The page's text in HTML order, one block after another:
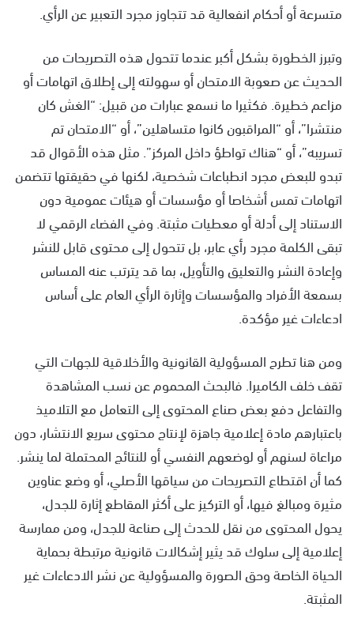
متسرعة أو أحكام انفعالية قد تتجاوز مجرد التعبير عن الرأي.
وتبرز الخطورة بشكل أكبر عندما تتحول هذه التصريحات من
الحديث عن صعوبة الامتحان أو سهولته إلى إطلاق اتهامات أو
مزاعم خطيرة. فكثيرا ما نسمع عبارات من قبيل: “الغش كان
منتشرا”، أو “المراقبون كانوا متساهلين”، أو “الامتحان تم
تسريبه”، أو “هناك تواطؤ داخل المركز”. مثل هذه الأقوال قد
تبدو للبعض مجرد انطباعات شخصية، لكنها في حقيقتها تتضمن
اتهامات تمس أشخاصا أو مؤسسات أو هيئات عمومية دون
الاستناد إلى أدلة أو معطيات مثبتة. وفي الفضاء الرقمي لا
تبقى الكلمة مجرد رأي عابر، بل تتحول إلى محتوى قابل للنشر
وإعادة النشر والتعليق والتأويل، بما قد يترتب عنه المساس
بسمعة الأفراد والمؤسسات وإثارة الرأي العام على أساس
ادعاءات غير مؤكدة.
ومن هنا تطرح المسؤولية القانونية والأخلاقية للجهات التي
تقف خلف الكاميرا. فالبحث المحموم عن نسب المشاهدة
والتفاعل دفع بعض صناع المحتوى إلى التعامل مع التلاميذ
باعتبارهم مادة إعلامية جاهزة لإنتاج محتوى سريع الانتشار، دون
مراعاة لسنهم أو لوضعهم النفسي أو للنتائج المحتملة لما ينشر.
كما أن اقتطاع التصريحات من سياقها الأصلي، أو وضع عناوين
مثيرة ومبالغ فيها، أو التركيز على أكثر المقاطع إثارة للجدل،
يحول المحتوى من نقل للحدث إلى صناعة للجدل، ومن ممارسة
إعلامية إلى سلوك قد يثير إشكالات قانونية مرتبطة بحماية
الحياة الخاصة وحق الصورة والمسؤولية عن نشر الادعاءات غير
المثبتة.